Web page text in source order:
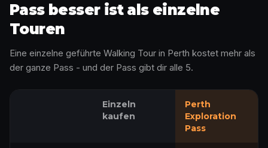
Pass besser ist als einzelne
Touren
Eine einzelne geführte Walking Tour in Perth kostet mehr als
der ganze Pass - und der Pass gibt dir alle 5.
Einzeln
kaufen
Perth
Exploration
Pass